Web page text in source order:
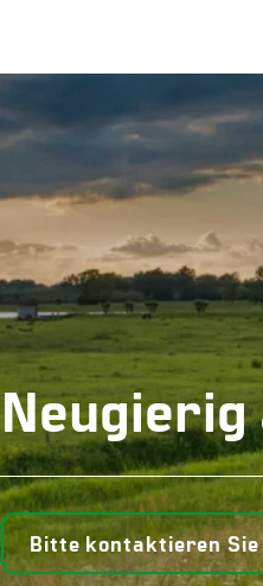
Neugierig
Bitte kontaktieren Sie